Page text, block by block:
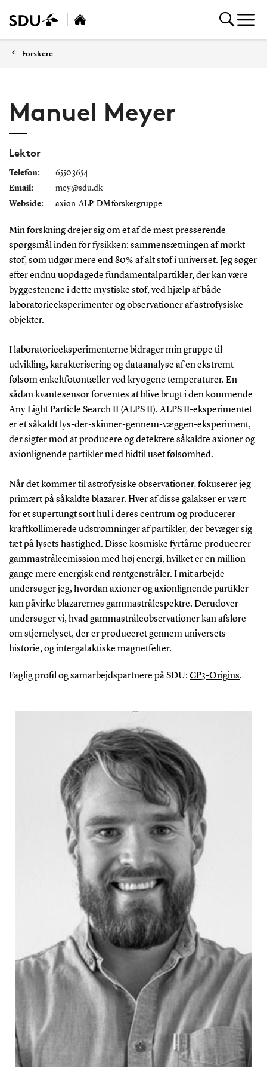
Forskere
Manuel Meyer
Lektor
Telefon:
6550 3654
Email:
mey@sdu.dk
Webside:
axion-ALP-DM forskergruppe
Min forskning drejer sig omet af de mest presserende
spørgsmålinden for fysikken: sammensætningen af mørkt
stof, som udgør mere end 80% af alt stof i universet. Jeg søger
efter endnu uopdagede fundamentalpartikler, der kan være
byggestenene i dette mystiske stof, ved hjælp af både
laboratorieeksperimenter og observationer af astrofysiske
objekter.
I laboratorieeksperimenterne bidrager min gruppe til
udvikling, karakterisering og dataanalyse af en ekstremt
følsom enkeltfotontæller ved kryogene temperaturer. En
sådan kvantesensor forventes at blive brugt i den kommende
Any Light Particle Search II (ALPS II). ALPS II-eksperimentet
er et såkaldt lys-der-skinner-gennem-væggen-eksperiment,
der sigter mod at producere og detektere såkaldte axioner og
axionlignende partikler med hidtil uset følsomhed.
Når det kommer til astrofysiske observationer, fokuserer jeg
primært på såkaldte blazarer. Hver af disse galakser er vært
for et supertungt sort hul i deres centrum og producerer
kraftkollimerede udstrømninger af partikler, der bevæger sig
tæt på lysets hastighed. Disse kosmiske fyrtårne producerer
gammastråleemission med høj energi, hvilket er en million
gange mere energisk end røntgenstråler. I mit arbejde
undersøger jeg, hvordan axioner og axionlignende partikler
kan påvirke blazarernes gammastrålespektre. Derudover
undersøger vi, hvad gammastråleobservationer kan afsløre
om stjernelyset, der er produceret gennem universets
historie, og intergalaktiske magnetfelter.
Faglig profil og samarbejdspartnere på SDU: CP3-Origins.